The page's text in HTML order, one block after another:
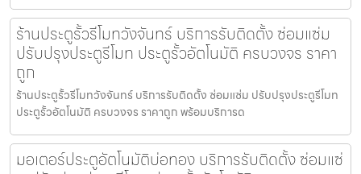
ร้านประตูรั้วรีโมทวังจันทร์ บริการรับติดตั้ง ซ่อมแซ่ม
ปรับปรุงประตูรีโมท ประตูรั้วอัตโนมัติ ครบวงจร ราคา
ถูก
ร้านประตูรั้วรีโมทวังจันทร์ บริการรับติดตั้ง ซ่อมแซ่ม ปรับปรุงประตูรีโมท
ประตูรั้วอัตโนมัติ ครบวงจร ราคาถูก พร้อมบริการด
มอเตอร์ประตูอัตโนมัติบ่อทอง บริการรับติดตั้ง ซ่อมแซ่